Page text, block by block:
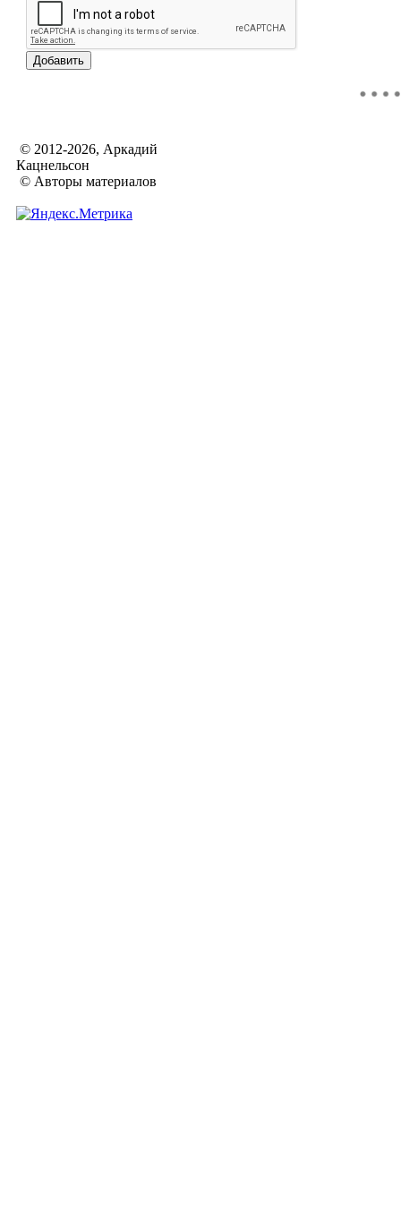
© 2012-2026, Аркадий
Кацнельсон
© Авторы материалов